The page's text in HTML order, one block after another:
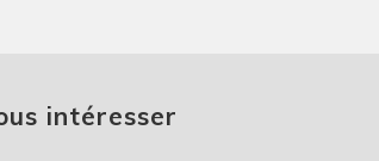
intéresser